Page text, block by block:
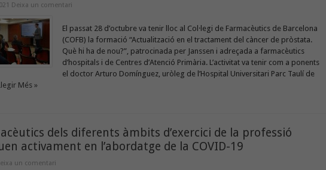
Deixa un comentari
El passat 28 d’octubre va tenir lloc al Col·legi de Farmacèutics de Barcelona
(COFB) la formació “Actualització en el tractament del càncer de pròstata.
Què hi ha de nou?”, patrocinada per Janssen i adreçada a farmacèutics
d’hospitals i de Centres d’Atenció Primària. L’activitat va tenir com a ponents
el doctor Arturo Domínguez, uròleg de l’Hospital Universitari Parc Taulí de
Més »
dels diferents àmbits d’exercici de la professió
activament en l’abordatge de la COVID-19
un comentari